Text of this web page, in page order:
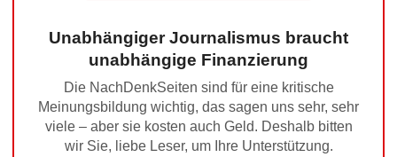
Unabhängiger Journalismus braucht
unabhängige Finanzierung
Die NachDenkSeiten sind für eine kritische
Meinungsbildung wichtig, das sagen uns sehr, sehr
viele – aber sie kosten auch Geld. Deshalb bitten
wir Sie, liebe Leser, um Ihre Unterstützung.